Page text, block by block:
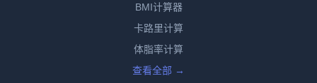
BMI计算器
卡路里计算
体脂率计算
查看全部 →